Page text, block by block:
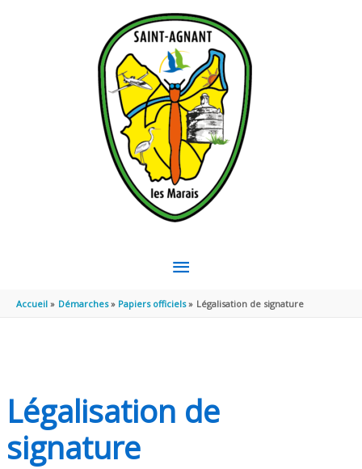
MENU
PRINCIPAL
Accueil Démarches Papiers officiels Légalisation de signature
Légalisation de
signature